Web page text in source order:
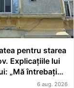
pentru starea
Explicațiile lui
„Mă întrebați
36 de ani?”6 aug. 2026